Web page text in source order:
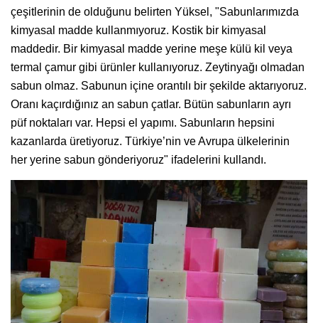
çeşitlerinin de olduğunu belirten Yüksel, "Sabunlarımızda
kimyasal madde kullanmıyoruz. Kostik bir kimyasal
maddedir. Bir kimyasal madde yerine meşe külü kil veya
termal çamur gibi ürünler kullanıyoruz. Zeytinyağı olmadan
sabun olmaz. Sabunun içine orantılı bir şekilde aktarıyoruz.
Oranı kaçırdığınız an sabun çatlar. Bütün sabunların ayrı
püf noktaları var. Hepsi el yapımı. Sabunların hepsini
kazanlarda üretiyoruz. Türkiye’nin ve Avrupa ülkelerinin
her yerine sabun gönderiyoruz" ifadelerini kullandı.